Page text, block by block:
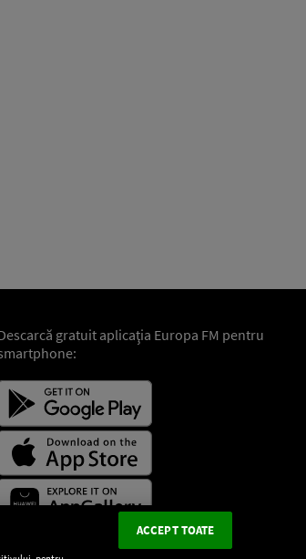
gratuit aplicaţia Europa FM pentru
ACCEPT TOATE